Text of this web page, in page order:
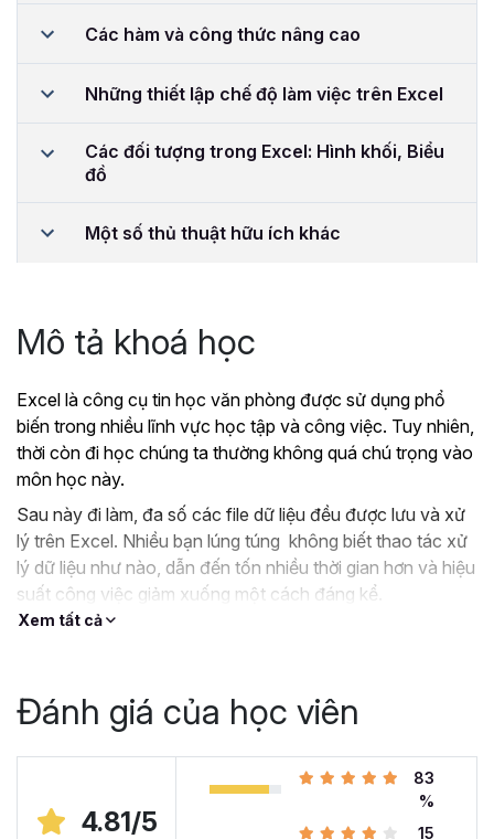
Các hàm và công thức nâng cao
Những thiết lập chế độ làm việc trên Excel
Các đối tượng trong Excel: Hình khối, Biểu
đồ
Một số thủ thuật hữu ích khác
Mô tả khoá học
Excel là công cụ tin học văn phòng được sử dụng phổ
biến trong nhiều lĩnh vực học tập và công việc. Tuy nhiên,
thời còn đi học chúng ta thường không quá chú trọng vào
môn học này.
Sau này đi làm, đa số các file dữ liệu đều được lưu và xử
lý trên Excel. Nhiều bạn lúng túng không biết thao tác xử
lý dữ liệu như nào, dẫn đến tốn nhiều thời gian hơn và hiệu
suất công việc giảm xuống một cách đáng kể.
?Nếu như bạn:
Hoặc trước đây chỉ học lý thuyết nên không biết
Hoặc đã có kiến thức cơ bản về Excel và đang
muốn nâng cao kỹ năng của mình lên.
Xem tất cả
Đánh giá của học viên
4.81/5
83
%
15